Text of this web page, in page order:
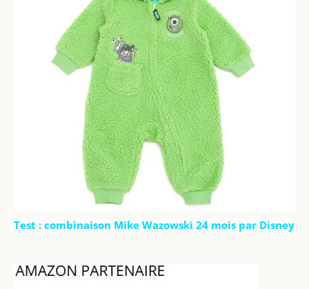
Test : combinaison Mike Wazowski 24 mois par Disney